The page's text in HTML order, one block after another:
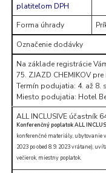
platiteľom DPH
Forma úhrady
Označenie dodávky
Na základe registrácie
75. ZJAZD CHEMIKOV pre
Termín podujatia: 4. až 8.
Miesto podujatia: Hotel
ALL INCLUSIVE účastník
Konferenčný poplatok ALL
konferenčné materiály, ubytovanie
2023 po obed 8. 9. 2023 vrátane),
večierok, miestny poplatok.